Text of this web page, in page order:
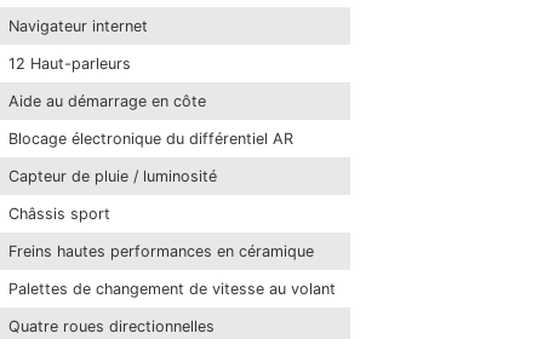
Navigateur internet
12 Haut-parleurs
Aide au démarrage en côte
Blocage électronique du différentiel AR
Capteur de pluie / luminosité
Châssis sport
Freins hautes performances en céramique
Palettes de changement de vitesse au volant
Quatre roues directionnelles